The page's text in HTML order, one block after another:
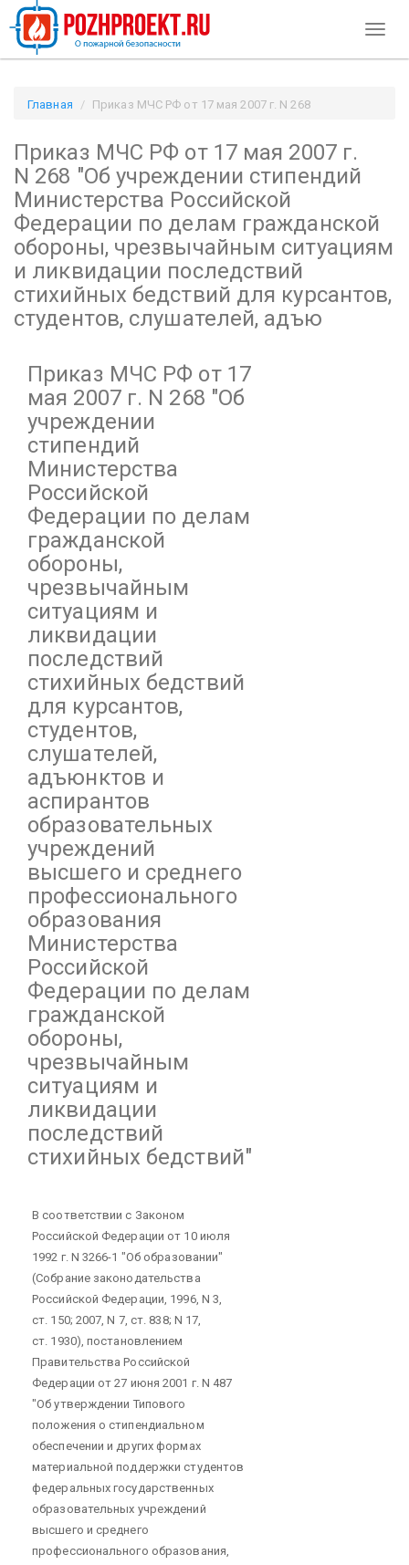
Главная
Приказ МЧС РФ от 17 мая 2007 г. N 268
Федерации по делам гражданской обороны, чрезвычайным
ситуациям и ликвидации последствий стихийных бедствий
для курсантов, студентов, слушателей, адъю / Pozhproekt.ru
Приказ МЧС РФ от 17 мая 2007 г.
N 268 "Об учреждении стипендий
Министерства Российской
Федерации по делам гражданской
обороны, чрезвычайным ситуациям
и ликвидации последствий
стихийных бедствий для курсантов,
студентов, слушателей, адъю
Приказ МЧС РФ от 17
мая 2007 г. N 268 "Об
учреждении
стипендий
Министерства
Российской
Федерации по делам
гражданской
обороны,
чрезвычайным
ситуациям и
ликвидации
последствий
стихийных бедствий
для курсантов,
студентов,
слушателей,
адъюнктов и
аспирантов
образовательных
учреждений
высшего и среднего
профессионального
образования
Министерства
Российской
Федерации по делам
гражданской
обороны,
чрезвычайным
ситуациям и
ликвидации
последствий
стихийных бедствий"
В соответствии с Законом
Российской Федерации от 10 июля
1992 г. N 3266-1 "Об образовании"
(Собрание законодательства
Российской Федерации, 1996, N 3,
ст. 150; 2007, N 7, ст. 838; N 17,
ст. 1930), постановлением
Правительства Российской
Федерации от 27 июня 2001 г. N 487
"Об утверждении Типового
положения о стипендиальном
обеспечении и других формах
материальной поддержки студентов
федеральных государственных
образовательных учреждений
высшего и среднего
профессионального образования,